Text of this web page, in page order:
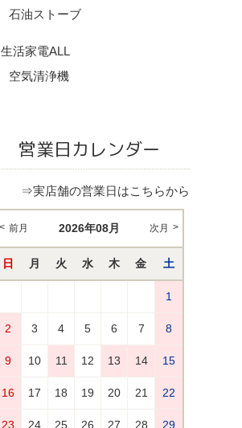
石油ストーブ
生活家電ALL
空気清浄機
営業日カレンダー
⇒実店舗の営業日はこちらから